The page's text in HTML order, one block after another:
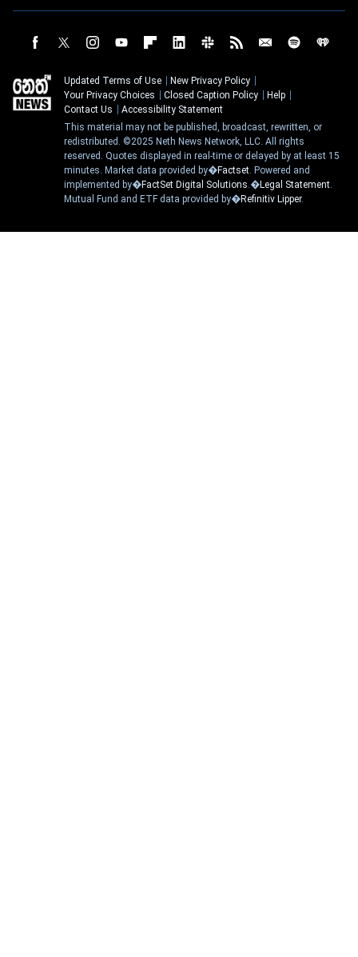
Updated Terms of Use
New Privacy Policy
Your Privacy Choices
Closed Caption Policy
Help
Contact Us
Accessibility Statement
This material may not be published, broadcast, rewritten, or
redistributed. ©2025 Neth News Network, LLC. All rights
reserved. Quotes displayed in real-time or delayed by at least 15
minutes. Market data provided by�Factset. Powered and
implemented by�FactSet Digital Solutions.�Legal Statement.
Mutual Fund and ETF data provided by�Refinitiv Lipper.